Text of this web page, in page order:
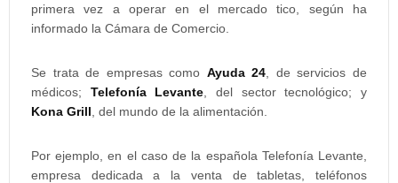
primera vez a operar en el mercado tico, según ha
informado la Cámara de Comercio.
Se trata de empresas como Ayuda 24 , de servicios de
médicos; Telefonía Levante , del sector tecnológico; y
Kona Grill , del mundo de la alimentación.
Por ejemplo, en el caso de la española Telefonía Levante,
empresa dedicada a la venta de tabletas, teléfonos